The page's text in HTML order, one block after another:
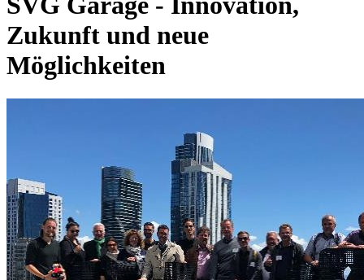
Zukunft und neue
Möglichkeiten